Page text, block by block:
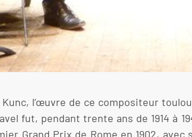
Kunc, l’œuvre de ce compositeur
fut, pendant trente ans de 1914 à
Grand Prix de Rome en 1902,